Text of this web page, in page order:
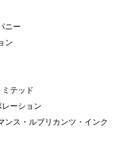
ニー
ン
テッド
ーション
ンス・ルブリカンツ・インク